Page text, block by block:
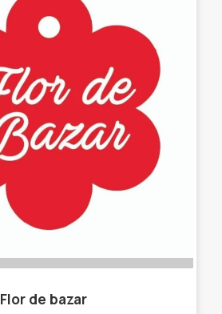
Flor de bazar